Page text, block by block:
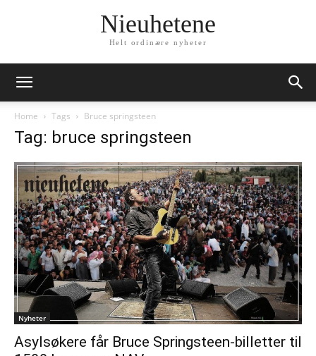
Nieuhetene
Helt ordinære nyheter
Home Tags Bruce springsteen
Tag: bruce springsteen
Nyheter
Asylsøkere får Bruce Springsteen-billetter til